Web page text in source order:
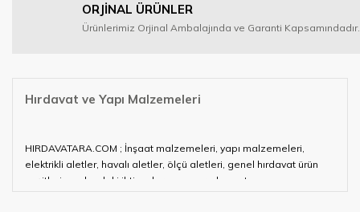
ORJİNAL ÜRÜNLER
Ürünlerimiz Orjinal Ambalajında ve Garanti Kapsamındadır.
Hırdavat ve Yapı Malzemeleri
HIRDAVATARA.COM ; İnşaat malzemeleri, yapı malzemeleri,
elektrikli aletler, havalı aletler, ölçü aletleri, genel hırdavat ürün
çeşitleri ve alandaki ihtiyaçlarınızın neredeyse tamamını